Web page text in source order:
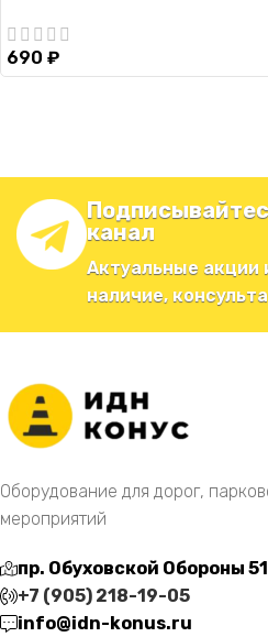
690 ₽
канал
Актуальные акции
наличие,
Оборудование для дорог,
мероприятий
пр. Обуховской Обороны
+7 (905) 218-19-05
info@idn-konus.ru